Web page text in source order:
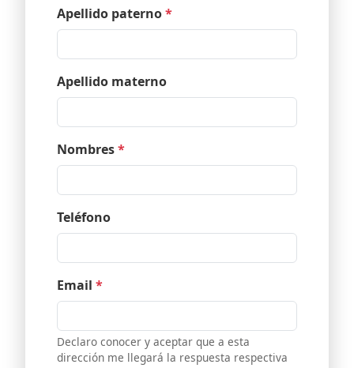
Apellido paterno*
Apellido materno
Nombres*
Teléfono
Email *
Declaro conocer y aceptar que a esta
dirección me llegará la respuesta respectiva